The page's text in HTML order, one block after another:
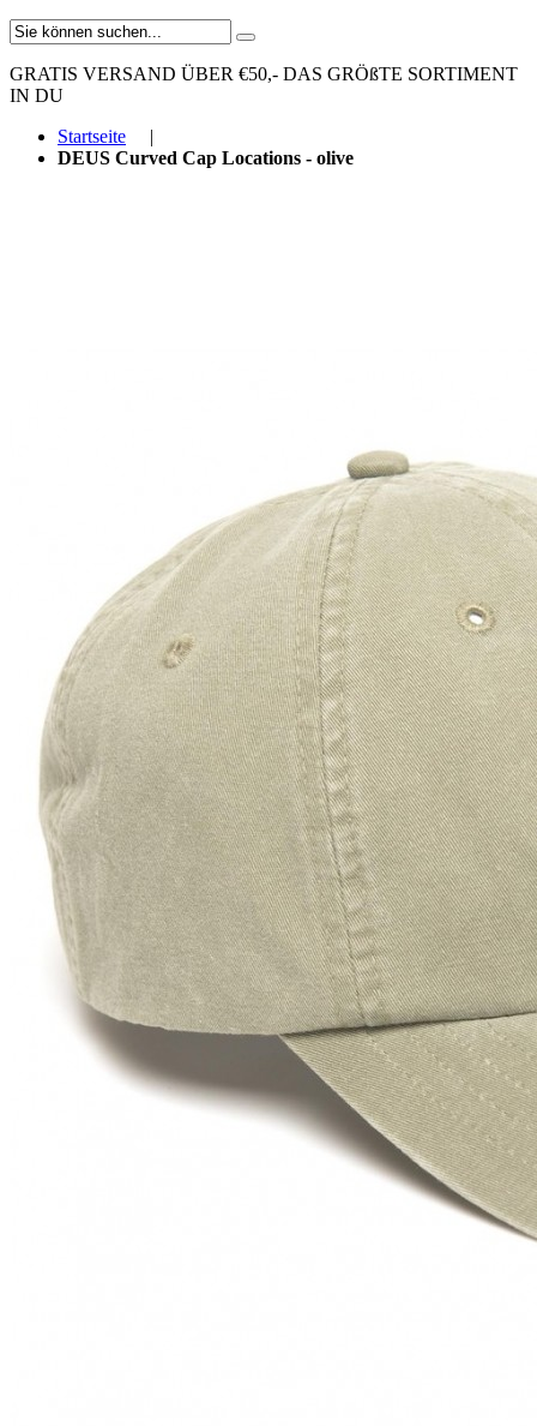
GRATIS VERSAND ÜBER €50,- DAS GRÖßTE SORTIMENT
IN DU
Startseite
|
DEUS Curved Cap Locations - olive